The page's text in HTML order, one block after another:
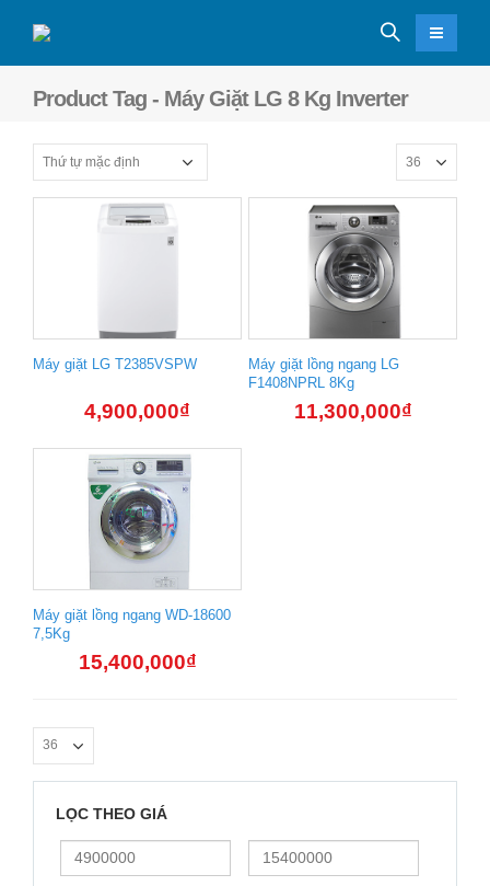
Product Tag - Máy Giặt LG 8 Kg Inverter
Máy giặt LG T2385VSPW
4,900,000₫
Máy giặt lồng ngang LG
F1408NPRL 8Kg
11,300,000₫
Máy giặt lồng ngang WD-18600
7,5Kg
15,400,000₫
LỌC THEO GIÁ
Giá
Giá